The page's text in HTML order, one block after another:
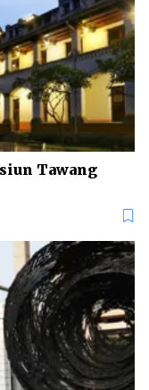
Tawang